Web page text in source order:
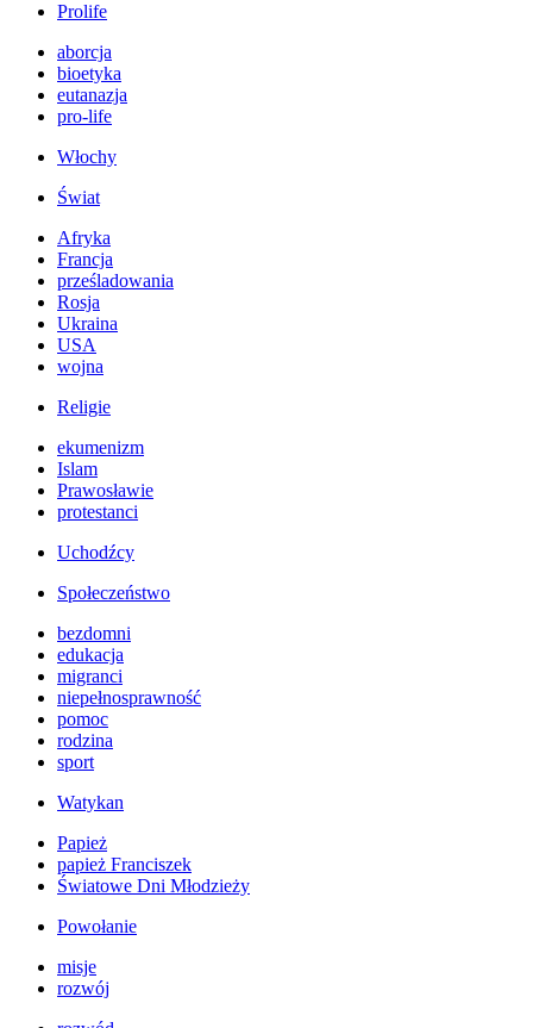
Prolife
aborcja
bioetyka
eutanazja
pro-life
Włochy
Świat
Afryka
Francja
prześladowania
Rosja
Ukraina
USA
wojna
Religie
ekumenizm
Islam
Prawosławie
protestanci
Uchodźcy
Społeczeństwo
bezdomni
edukacja
migranci
niepełnosprawność
pomoc
rodzina
sport
Watykan
Papież
papież Franciszek
Światowe Dni Młodzieży
Powołanie
misje
rozwój